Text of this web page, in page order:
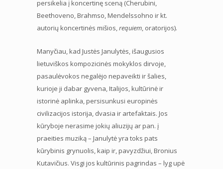
persikelia į koncertinę sceną (Cherubini,
Beethoveno, Brahmso, Mendelssohno ir kt.
autorių koncertinės mišios, requiem , oratorijos).
Manyčiau, kad Justės Janulytės, išaugusios
lietuviškos kompozicinės mokyklos dirvoje,
pasaulėvokos negalėjo nepaveikti ir šalies,
kurioje ji dabar gyvena, Italijos, kultūrinė ir
istorinė aplinka, persisunkusi europinės
civilizacijos istorija, dvasia ir artefaktais. Jos
kūryboje nerasime jokių aliuzijų ar pan. į
praeities muziką – Janulytė yra toks pats
kūrybinis grynuolis, kaip ir, pavyzdžiui, Bronius
Kutavičius. Visgi jos kultūrinis pagrindas – lyg upė